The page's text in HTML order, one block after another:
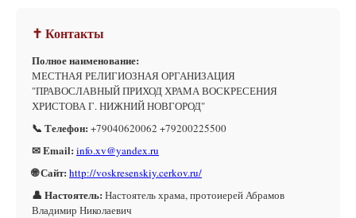
✝ Контакты
Полное наименование:
МЕСТНАЯ РЕЛИГИОЗНАЯ ОРГАНИЗАЦИЯ
"ПРАВОСЛАВНЫЙ ПРИХОД ХРАМА ВОСКРЕСЕНИЯ
ХРИСТОВА Г. НИЖНИЙ НОВГОРОД"
📞 Телефон: +79040620062 +79200225500
✉ Email: info.xv@yandex.ru
🌐 Сайт: http://voskresenskiy.cerkov.ru/
👤 Настоятель: Настоятель храма, протоиерей Абрамов
Владимир Николаевич